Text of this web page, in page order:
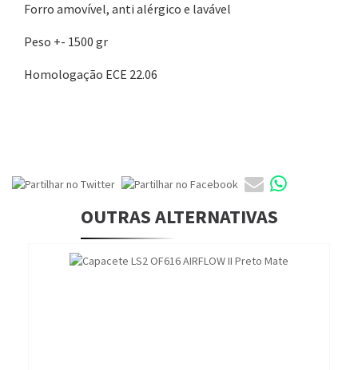
Forro amovível, anti alérgico e lavável
Peso +- 1500 gr
Homologação ECE 22.06
OUTRAS ALTERNATIVAS